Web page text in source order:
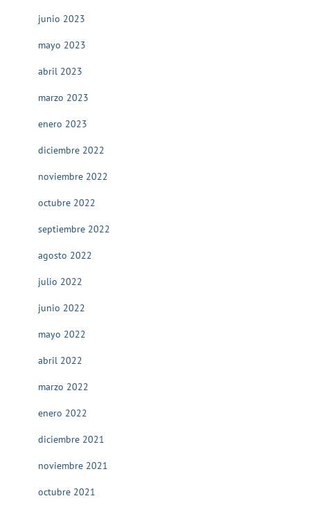
junio 2023
mayo 2023
abril 2023
marzo 2023
enero 2023
diciembre 2022
noviembre 2022
octubre 2022
septiembre 2022
agosto 2022
julio 2022
junio 2022
mayo 2022
abril 2022
marzo 2022
enero 2022
diciembre 2021
noviembre 2021
octubre 2021